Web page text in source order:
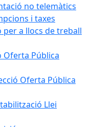
no telemàtics
i taxes
per a llocs de treball
Oferta Pública
Oferta Pública
Llei